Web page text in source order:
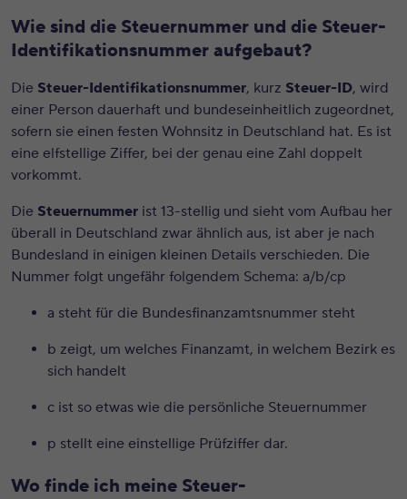
Wie sind die Steuernummer und die Steuer-
Identifikationsnummer aufgebaut?
Die Steuer-Identifikationsnummer, kurz Steuer-ID, wird
einer Person dauerhaft und bundeseinheitlich zugeordnet,
sofern sie einen festen Wohnsitz in Deutschland hat. Es ist
eine elfstellige Ziffer, bei der genau eine Zahl doppelt
vorkommt.
Die Steuernummer ist 13-stellig und sieht vom Aufbau her
überall in Deutschland zwar ähnlich aus, ist aber je nach
Bundesland in einigen kleinen Details verschieden. Die
Nummer folgt ungefähr folgendem Schema: a/b/cp
a steht für die Bundesfinanzamtsnummer steht
b zeigt, um welches Finanzamt, in welchem Bezirk es
sich handelt
c ist so etwas wie die persönliche Steuernummer
p stellt eine einstellige Prüfziffer dar.
Wo finde ich meine Steuer-